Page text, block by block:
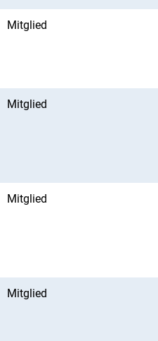
Mitglied
Mitglied
Mitglied
Mitglied